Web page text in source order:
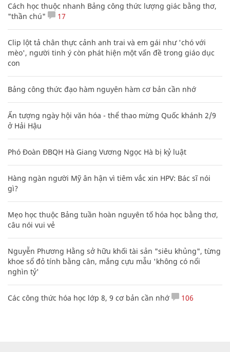
Cách học thuộc nhanh Bảng công thức lượng giác bằng thơ,
"thần chú"
17
Clip lột tả chân thực cảnh anh trai và em gái như 'chó với
mèo', người tinh ý còn phát hiện một vấn đề trong giáo dục
con
Bảng công thức đạo hàm nguyên hàm cơ bản cần nhớ
Ấn tượng ngày hội văn hóa - thể thao mừng Quốc khánh 2/9
ở Hải Hậu
Phó Đoàn ĐBQH Hà Giang Vương Ngọc Hà bị kỷ luật
Hàng ngàn người Mỹ ân hận vì tiêm vắc xin HPV: Bác sĩ nói
gì?
Mẹo học thuộc Bảng tuần hoàn nguyên tố hóa học bằng thơ,
câu nói vui vẻ
Nguyễn Phương Hằng sở hữu khối tài sản "siêu khủng", từng
khoe sổ đỏ tính bằng cân, mắng cựu mẫu 'không có nổi
nghìn tỷ'
Các công thức hóa học lớp 8, 9 cơ bản cần nhớ 106